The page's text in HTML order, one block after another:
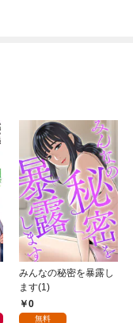
みんなの秘密を暴露し
ます(1)
0
無料